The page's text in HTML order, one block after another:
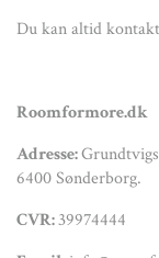
Du kan altid
Roomformore.dk
Adresse:
6400 Sønderborg.
CVR:39974444